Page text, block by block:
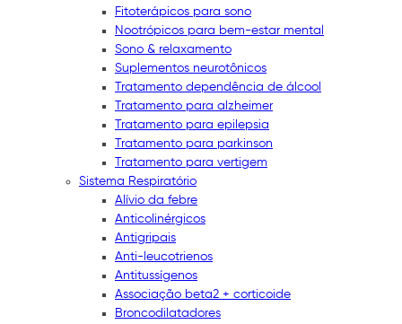
Fitoterápicos para sono
Nootrópicos para bem-estar mental
Sono & relaxamento
Suplementos neurotônicos
Tratamento dependência de álcool
Tratamento para alzheimer
Tratamento para epilepsia
Tratamento para parkinson
Tratamento para vertigem
Sistema Respiratório
Alívio da febre
Anticolinérgicos
Antigripais
Anti-leucotrienos
Antitussígenos
Associação beta2 + corticoide
Broncodilatadores